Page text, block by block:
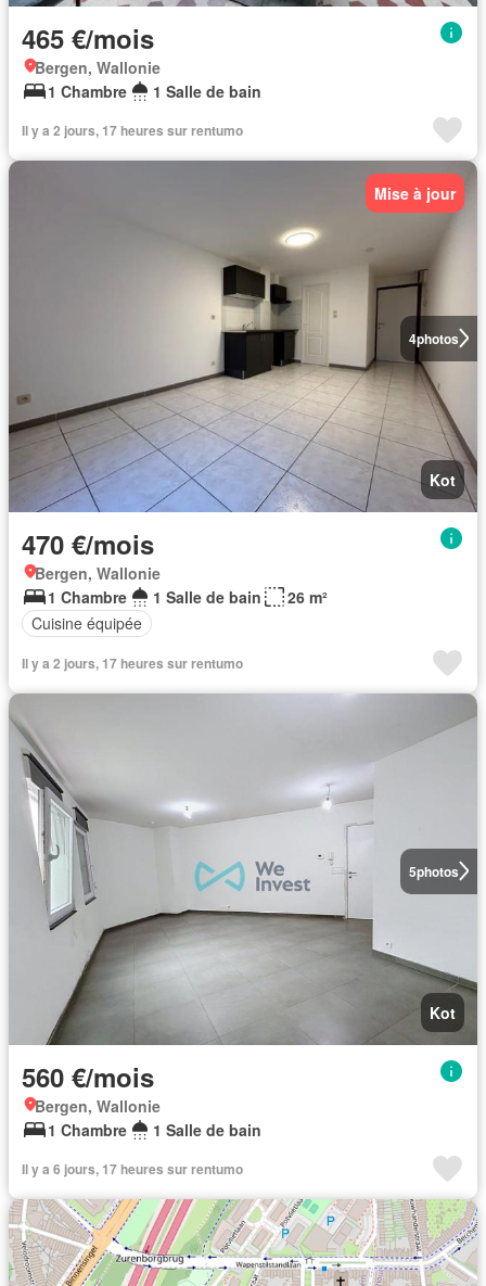
465 €/mois
Bergen, Wallonie
1 Chambre
1 Salle de bain
Il y a 2 jours, 17 heures sur rentumo
4photos
Mise à jour
Kot
470 €/mois
Bergen, Wallonie
1 Chambre
1 Salle de bain
26 m²
Cuisine équipée
Il y a 2 jours, 17 heures sur rentumo
5photos
Kot
560 €/mois
Bergen, Wallonie
1 Chambre
1 Salle de bain
Il y a 6 jours, 17 heures sur rentumo